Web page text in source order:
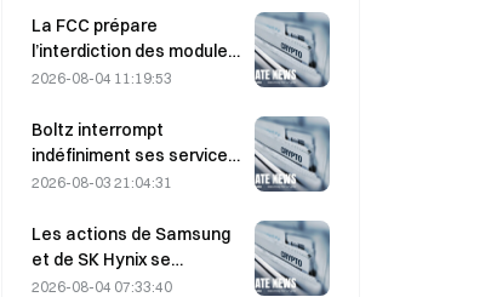
La FCC prépare
l’interdiction des modules
optiques chinois pour
Xinyuan pourrait subir un
impact sur 27 % de sa part
de marché.
2026-08-04 11:19:53
Boltz interrompt
indéfiniment ses services
de pont Bitcoin après des
2026-08-03 21:04:31
Les actions de Samsung
et de SK Hynix se
redressent après des
2026-08-04 07:33:40